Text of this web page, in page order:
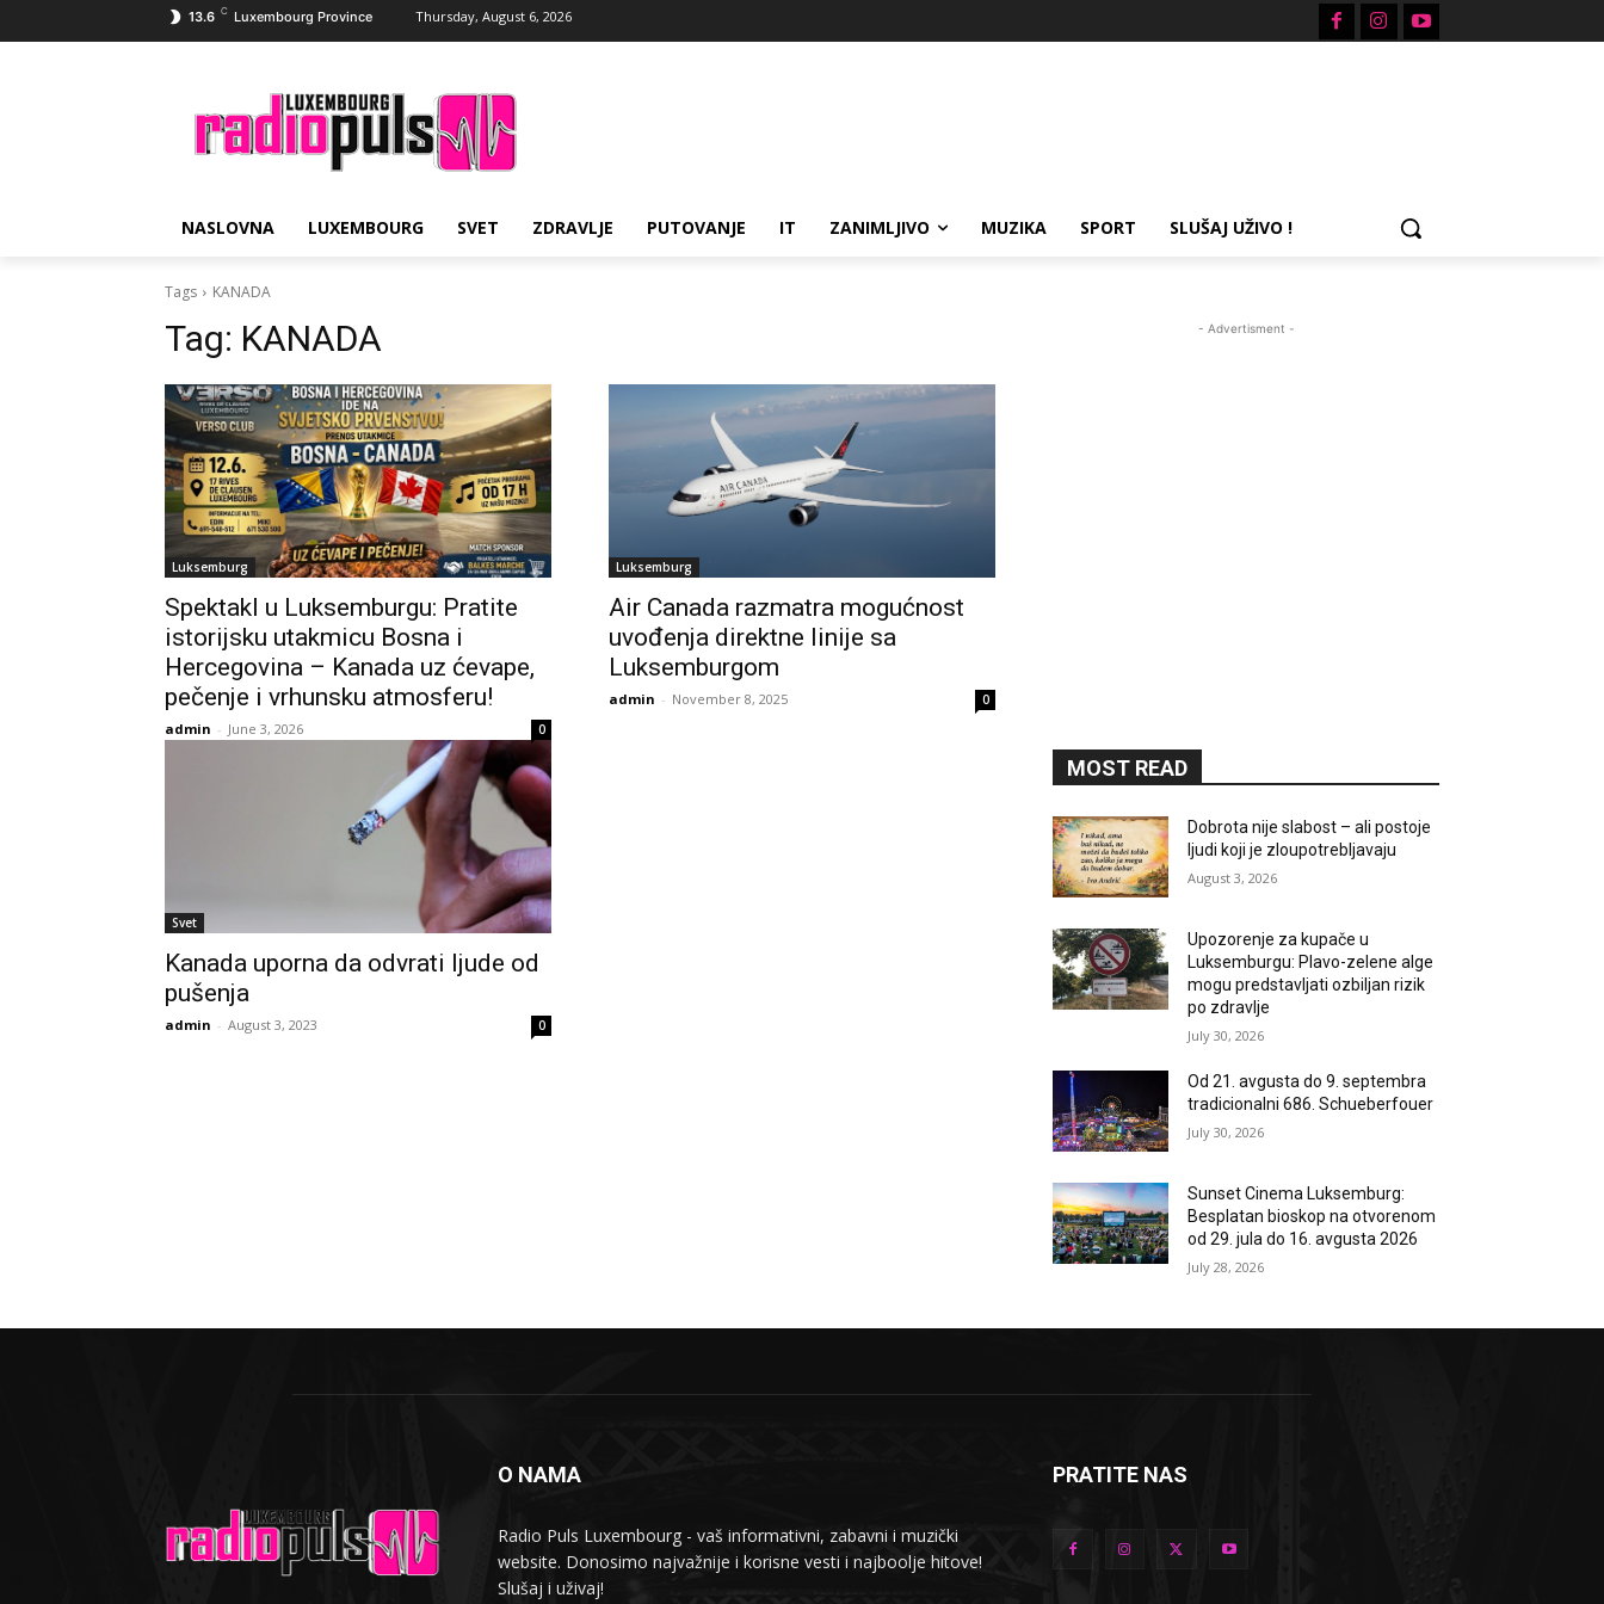
13.6 C Luxembourg Province Thursday, August 6, 2026
NASLOVNA LUXEMBOURG SVET ZDRAVLJE PUTOVANJE IT ZANIMLJIVO MUZIKA SPORT SLUŠAJ UŽIVO !
Tags KANADA
Tag: KANADA
Luksemburg
Spektakl u Luksemburgu: Pratite
istorijsku utakmicu Bosna i
Hercegovina – Kanada uz ćevape,
pečenje i vrhunsku atmosferu!
admin - June 3, 2026 0
Luksemburg
Air Canada razmatra mogućnost
uvođenja direktne linije sa
Luksemburgom
admin - November 8, 2025 0
Svet
Kanada uporna da odvrati ljude od
pušenja
admin - August 3, 2023 0
- Advertisment -
MOST READ
Dobrota nije slabost – ali postoje
ljudi koji je zloupotrebljavaju
August 3, 2026
Upozorenje za kupače u
Luksemburgu: Plavo-zelene alge
mogu predstavljati ozbiljan rizik
po zdravlje
July 30, 2026
Od 21. avgusta do 9. septembra
tradicionalni 686. Schueberfouer
July 30, 2026
Sunset Cinema Luksemburg:
Besplatan bioskop na otvorenom
od 29. jula do 16. avgusta 2026
July 28, 2026
O NAMA
Radio Puls Luxembourg - vaš informativni, zabavni i muzički
website. Donosimo najvažnije i korisne vesti i najboolje hitove!
Slušaj i uživaj!
PRATITE NAS